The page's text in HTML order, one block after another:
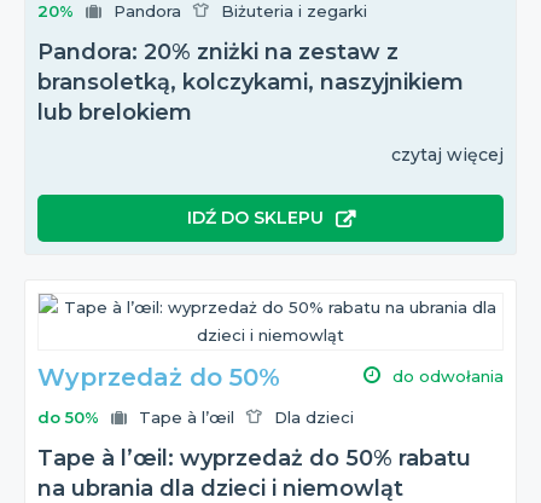
20% Pandora Biżuteria i zegarki
Pandora: 20% zniżki na zestaw z
bransoletką, kolczykami, naszyjnikiem
lub brelokiem
czytaj więcej
IDŹ DO SKLEPU
Wyprzedaż do 50% do odwołania
do 50% Tape à l’œil Dla dzieci
Tape à l’œil: wyprzedaż do 50% rabatu
na ubrania dla dzieci i niemowląt